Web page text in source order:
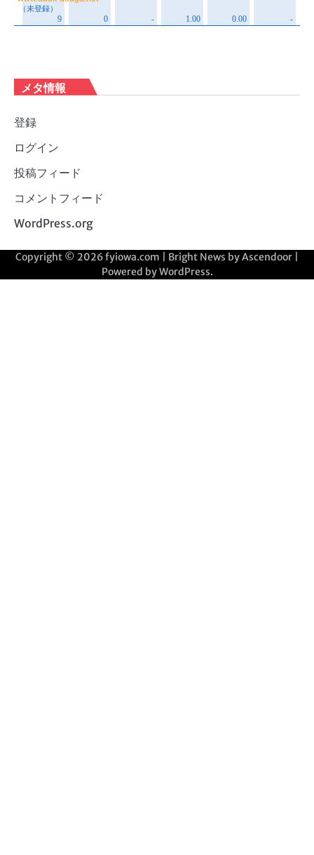
メタ情報
登録
ログイン
投稿フィード
コメントフィード
WordPress.org
Copyright © 2026fyiowa.com | Bright News byAscendoor
Powered byWordPress.